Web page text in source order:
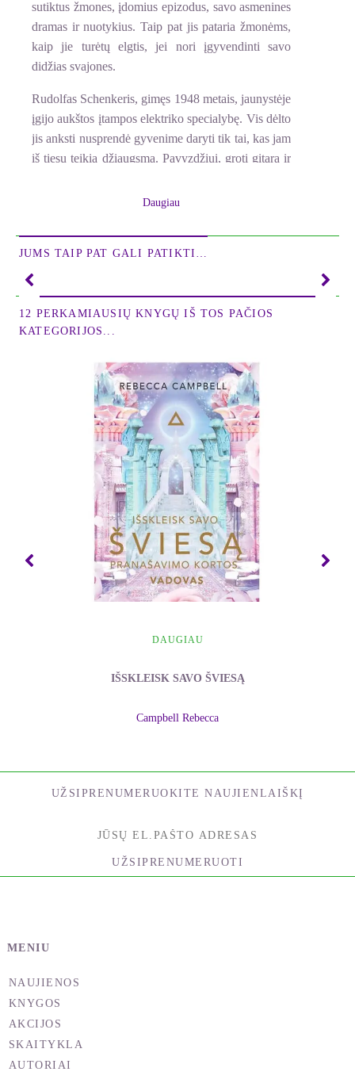
sutiktus žmones, įdomius epizodus, savo asmenines
dramas ir nuotykius. Taip pat jis pataria žmonėms,
kaip jie turėtų elgtis, jei nori įgyvendinti savo
didžias svajones.
Rudolfas Schenkeris, gimęs 1948 metais, jaunystėje
įgijo aukštos įtampos elektriko specialybę. Vis dėlto
jis anksti nusprendė gyvenime daryti tik tai, kas jam
iš tiesų teikia džiaugsmą. Pavyzdžiui, groti gitara ir
sėkmės Vokietijos roko istorijoje.
muzikos žurnalistas ir kelių populiarių knygų
televizijose, JETZT
Heseno radijo ir televizijos stotyse.
www.lars-amend.de
Pabandyk suprasti, kas esi ir kas nesi, tada tave
puolančių nesėkmių skaičius pamažu ims mažėti.
gyvavimo pradžioje tai dariau nuolatos.
Niekas nenorėjo klausytis mūsų muzikos, o spauda
draskė mus į skutelius: „Vokiečių roko grupė,
dainuojanti angliškai? Koks kvailys gali to
klausytis?“
Vokietijoje patirtų nesėkmių virtinė išmokė mus
lipdavome apimti beprotiškos euforijos. Iš mūsų
Man, kaip ir Rudolfui, darbas teikia daug
džiaugsmo. Niekada nepamirškime, kad tik dėka
žmonių, kurie nepraradavo vilties, šiandien mes
Ir dar – mes turime
– Paulo Coelho
Kaip buvo įkurta garsiausia visų laikų Vokietijos
roko grupė?
Sunkiu darbu? Per atkaklias kovas? Pamiršus, kas
Daugiau
JUMS TAIP PAT GALI PATIKTI…
12 PERKAMIAUSIŲ KNYGŲ IŠ TOS PAČIOS
KATEGORIJOS...
DAUGIAU
IŠSKLEISK SAVO ŠVIESĄ
Campbell Rebecca
UŽSIPRENUMERUOKITE NAUJIENLAIŠKĮ
UŽSIPRENUMERUOTI
MENIU
NAUJIENOS
KNYGOS
AKCIJOS
SKAITYKLA
AUTORIAI